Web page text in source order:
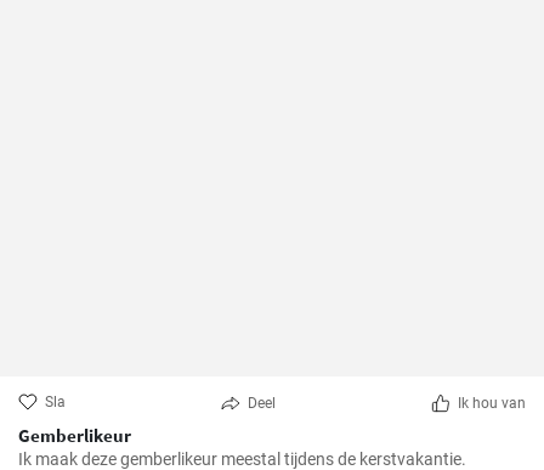
Sla Deel Ik hou van
Gemberlikeur
Ik maak deze gemberlikeur meestal tijdens de kerstvakantie.